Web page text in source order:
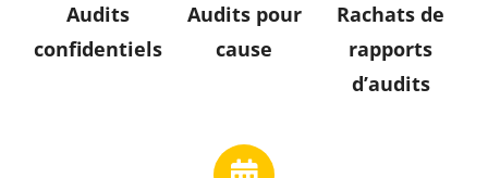
Audits
confidentiels
Audits pour
cause
Rachats de
rapports
d’audits